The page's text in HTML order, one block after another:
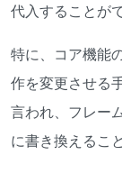
代入することが
特に、コア機能
作を変更させる
言われ、フレー
に書き換えるこ